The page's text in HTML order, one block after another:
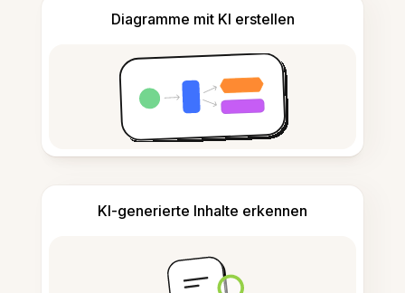
Diagramme mit KI erstellen
KI-generierte Inhalte erkennen